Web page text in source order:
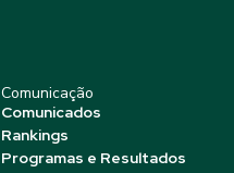
Comunicação
Comunicados
Rankings
Programas e Resultados